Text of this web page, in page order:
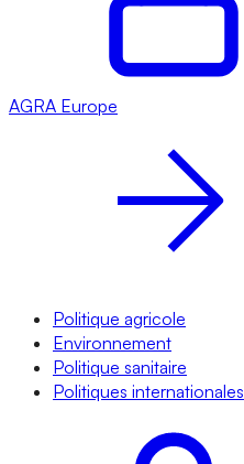
AGRA Europe
Politique agricole
Environnement
Politique sanitaire
Politiques internationales